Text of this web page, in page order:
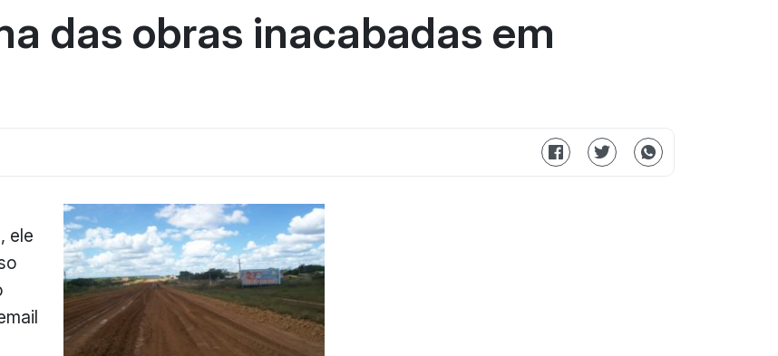
das obras inacabadas em
ele